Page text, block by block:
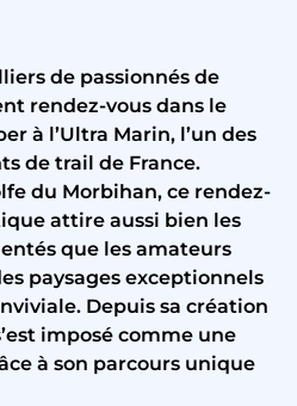
de passionnés de
rendez-vous dans le
à l’Ultra Marin, l’un des
de trail de France.
du Morbihan, ce rendez-
attire aussi bien les
que les amateurs
paysages exceptionnels
Depuis sa création
imposé comme une
à son parcours unique